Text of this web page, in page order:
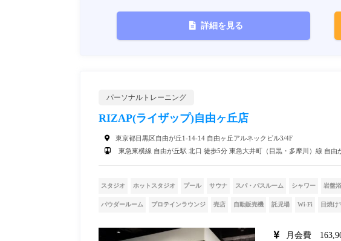
詳細を見る
パーソナルトレーニング
RIZAP(ライザップ)自由ヶ丘店
東京都目黒区自由が丘1-14-14 自由ヶ丘アルネックビル3/4F
東急東横線 自由が丘駅 北口 徒歩5分 東急大井町（目黒・多摩川）線 自由
スタジオ ホットスタジオ プール サウナ スパ・バスルーム シャワー 岩盤浴
パウダールーム プロテインラウンジ 売店 自動販売機 託児場 Wi-Fi 日焼け
月会費